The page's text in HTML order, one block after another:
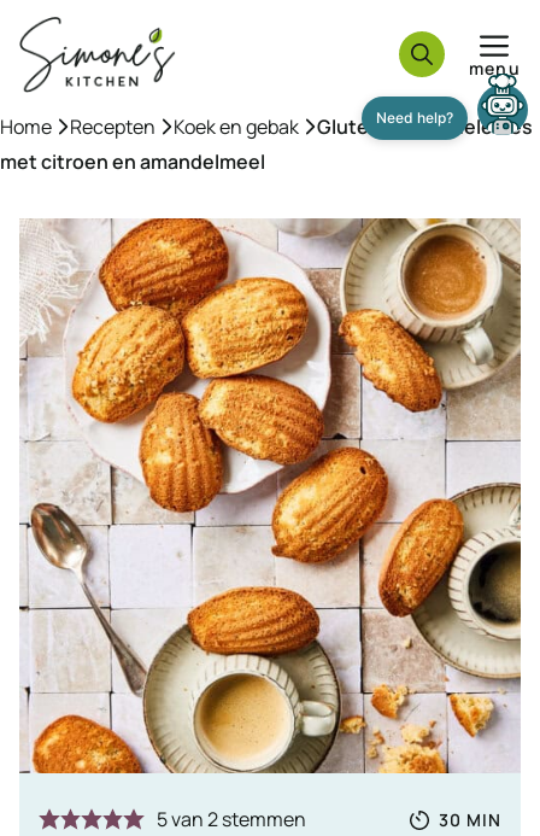
naar
inhoud
menu
Home »Recepten »Koek en gebak »Glutenvrije madeleines
met citroen en amandelmeel
5van2stemmen
Totale
30 MIN